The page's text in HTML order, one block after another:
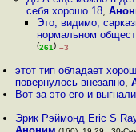
себя хорошо 18,
Это, видимо,
нормальном
(261) –3
этот тип обладает
повернулось внезапно,
Вот за это его и
Эрик Рэймонд Eric S